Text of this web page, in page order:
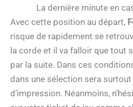
La dernière minute en
Avec cette position au départ,
risque de rapidement se
la corde et il va falloir que tout
par la suite. Dans ces
dans une sélection sera
d’impression. Néanmoins,